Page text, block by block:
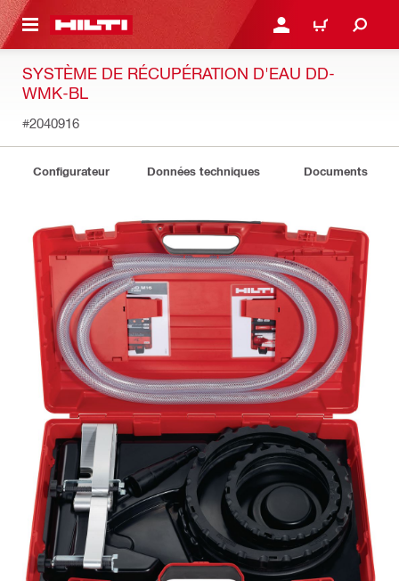
CONTENT CONNEXION OU
PANIER
SYSTÈME DE RÉCUPÉRATION D'EAU DD-
WMK-BL
#2040916
Configurateur Données techniques Documents